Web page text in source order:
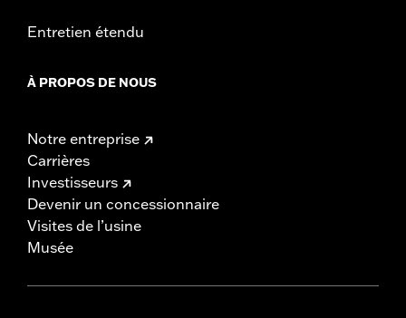
Entretien étendu
À PROPOS DE NOUS
Notre entreprise
Carrières
Investisseurs
Devenir un concessionnaire
Visites de l’usine
Musée